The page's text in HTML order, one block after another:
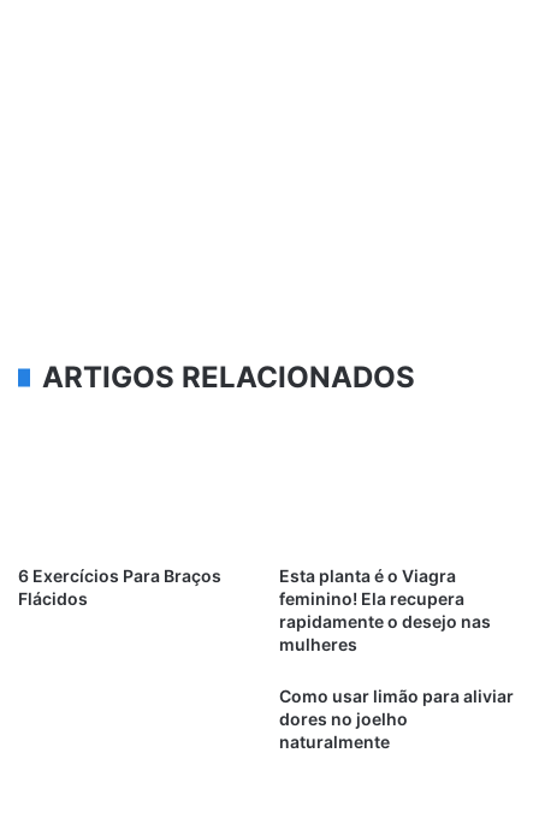
ARTIGOS RELACIONADOS
6 Exercícios Para Braços
Flácidos
Esta planta é o Viagra
feminino! Ela recupera
rapidamente o desejo nas
mulheres
Como usar limão para aliviar
dores no joelho
naturalmente